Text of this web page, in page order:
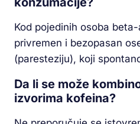
Kod pojedinih osoba
privremen i bezopasan
(paresteziju), koji
Da li se može
izvorima kofeina?